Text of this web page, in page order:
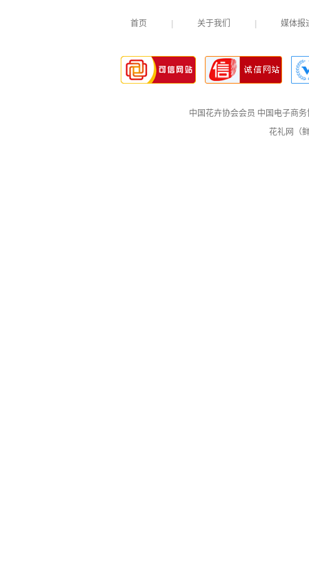
首页 关于我们 媒体报
中国花卉协会会员 中国电子商
花礼网（